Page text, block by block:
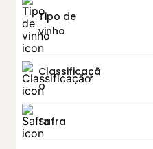
Tipo de
vinho
Classificaçã
o
Safra